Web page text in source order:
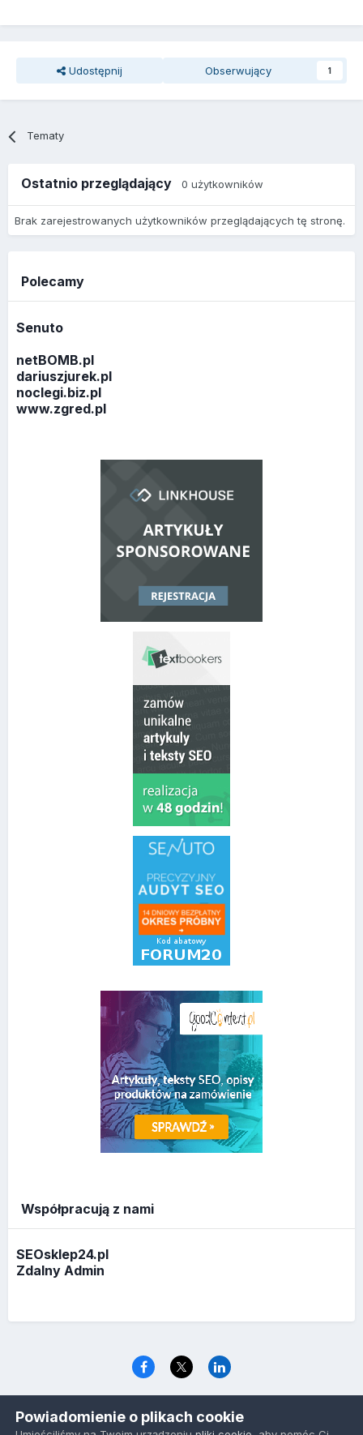
Udostępnij Obserwujący 1
Tematy
Ostatnio przeglądający 0 użytkowników
Brak zarejestrowanych użytkowników przeglądających tę stronę.
Polecamy
Senuto
netBOMB.pl
dariuszjurek.pl
noclegi.biz.pl
www.zgred.pl
Współpracują z nami
SEOsklep24.pl
Zdalny Admin
www.optymalizacja.com
Powiadomienie o plikach cookie